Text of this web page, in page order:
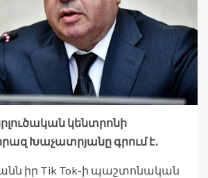
կենտրոնի
Խաչատրյանը գրում է․
իր Tik Tok-ի պաշտոնական